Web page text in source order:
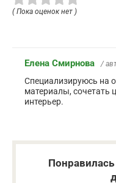
( Пока оценок нет )
Елена Смирнова /
Специализируюсь на
материалы, сочетать
интерьер.
Понравилась